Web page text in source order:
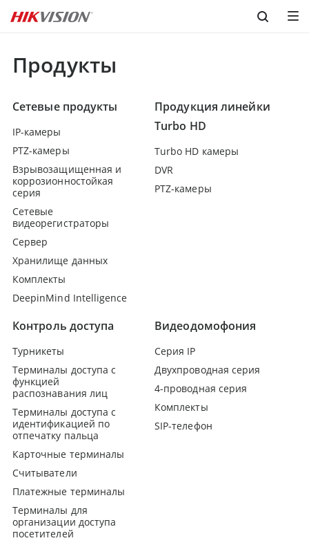
Skip to content
Продукты
Сетевые продукты
IP-камеры
PTZ-камеры
Взрывозащищенная и
коррозионностойкая
серия
Сетевые
видеорегистраторы
Сервер
Хранилище данных
Комплекты
DeepinMind Intelligence
Продукция линейки
Turbo HD
Turbo HD камеры
DVR
PTZ-камеры
Контроль доступа
Турникеты
Терминалы доступа с
функцией
распознавания лиц
Терминалы доступа с
идентификацией по
отпечатку пальца
Карточные терминалы
Считыватели
Платежные терминалы
Терминалы для
организации доступа
посетителей
Видеодомофония
Серия IP
Двухпроводная серия
4-проводная серия
Комплекты
SIP-телефон